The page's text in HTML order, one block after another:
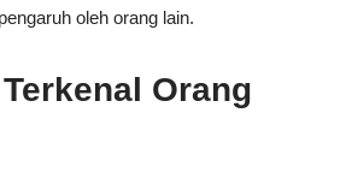
oleh orang lain.
Orang